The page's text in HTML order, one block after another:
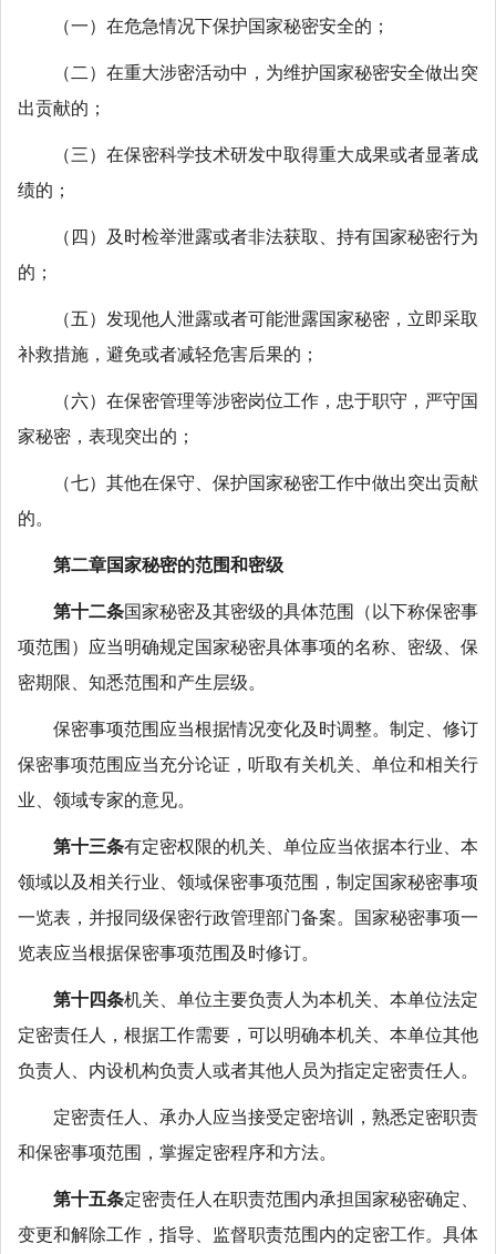
（一）在危急情况下保护国家秘密安全的；
（二）在重大涉密活动中，为维护国家秘密安全做出突
出贡献的；
（三）在保密科学技术研发中取得重大成果或者显著成
绩的；
（四）及时检举泄露或者非法获取、持有国家秘密行为
的；
（五）发现他人泄露或者可能泄露国家秘密，立即采取
补救措施，避免或者减轻危害后果的；
（六）在保密管理等涉密岗位工作，忠于职守，严守国
家秘密，表现突出的；
（七）其他在保守、保护国家秘密工作中做出突出贡献
的。
第二章国家秘密的范围和密级
第十二条国家秘密及其密级的具体范围（以下称保密事
项范围）应当明确规定国家秘密具体事项的名称、密级、保
密期限、知悉范围和产生层级。
保密事项范围应当根据情况变化及时调整。制定、修订
保密事项范围应当充分论证，听取有关机关、单位和相关行
业、领域专家的意见。
第十三条有定密权限的机关、单位应当依据本行业、本
领域以及相关行业、领域保密事项范围，制定国家秘密事项
一览表，并报同级保密行政管理部门备案。国家秘密事项一
览表应当根据保密事项范围及时修订。
第十四条机关、单位主要负责人为本机关、本单位法定
定密责任人，根据工作需要，可以明确本机关、本单位其他
负责人、内设机构负责人或者其他人员为指定定密责任人。
定密责任人、承办人应当接受定密培训，熟悉定密职责
和保密事项范围，掌握定密程序和方法。
第十五条定密责任人在职责范围内承担国家秘密确定、
变更和解除工作，指导、监督职责范围内的定密工作。具体